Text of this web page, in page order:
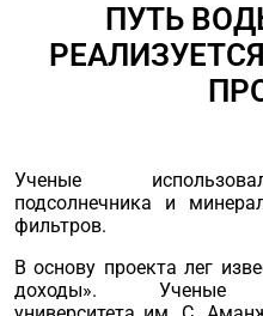
ПУТЬ
Ученые
подсолнечника и
фильтров.
В основу проекта лег
доходы». Ученые